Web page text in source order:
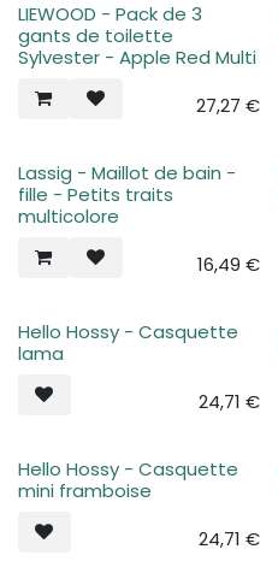
LIEWOOD - Pack de 3
gants de toilette
Sylvester - Apple Red Multi
27,27 €
Lassig - Maillot de bain -
fille - Petits traits
multicolore
16,49 €
Hello Hossy - Casquette
lama
24,71 €
Hello Hossy - Casquette
mini framboise
24,71 €